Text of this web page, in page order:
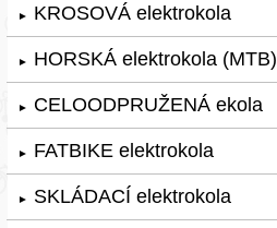
► KROSOVÁ elektrokola
► HORSKÁ elektrokola (MTB)
► CELOODPRUŽENÁ ekola
► FATBIKE elektrokola
► SKLÁDACÍ elektrokola